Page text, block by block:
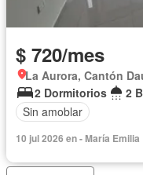
$ 720/mes
La Aurora, Cantón
2 Dormitorios
2
Sin amoblar
10 jul 2026 en - María Emilia